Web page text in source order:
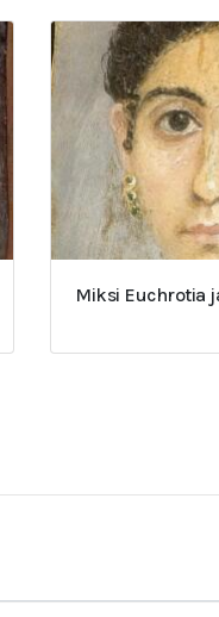
Miksi Euchrotia